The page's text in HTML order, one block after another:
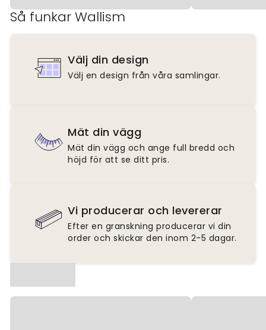
Så funkar Wallism
Välj din design
Välj en design från våra samlingar.
Mät din vägg
Mät din vägg och ange full bredd och
höjd för att se ditt pris.
Vi producerar och levererar
Efter en granskning producerar vi din
order och skickar den inom 2-5 dagar.